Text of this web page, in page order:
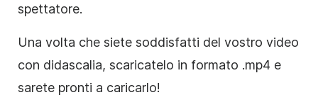
spettatore.
Una volta che siete soddisfatti del vostro video
con didascalia, scaricatelo in formato .mp4 e
sarete pronti a caricarlo!